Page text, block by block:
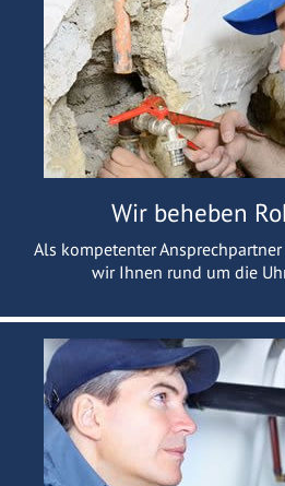
Wir beheben
Als kompetenter
wir Ihnen rund um die